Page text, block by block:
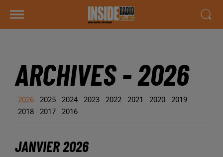
ARCHIVES -2026
2026 2025 2024 2023 2022 2021 2020
2019
2018
2017 2016
JANVIER2026